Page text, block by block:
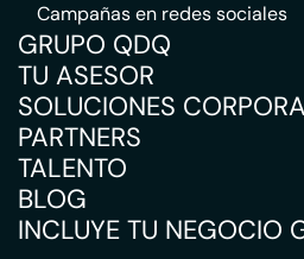
Campañas en redes sociales
GRUPO QDQ
TU ASESOR
SOLUCIONES
PARTNERS
TALENTO
BLOG
INCLUYE TU NEGOCIO